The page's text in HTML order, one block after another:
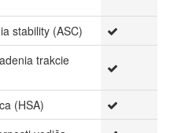
stability (ASC)
trakcie
(HSA)